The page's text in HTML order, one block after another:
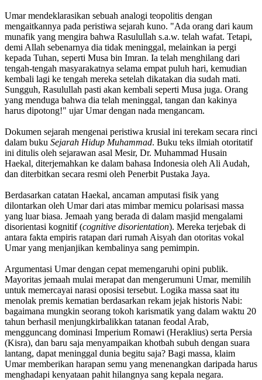
Umar mendeklarasikan sebuah analogi teopolitis dengan
mengaitkannya pada peristiwa sejarah kuno. "Ada orang dari kaum
munafik yang mengira bahwa Rasulullah s.a.w. telah wafat. Tetapi,
demi Allah sebenarnya dia tidak meninggal, melainkan ia pergi
kepada Tuhan, seperti Musa bin Imran. Ia telah menghilang dari
tengah-tengah masyarakatnya selama empat puluh hari, kemudian
kembali lagi ke tengah mereka setelah dikatakan dia sudah mati.
Sungguh, Rasulullah pasti akan kembali seperti Musa juga. Orang
yang menduga bahwa dia telah meninggal, tangan dan kakinya
harus dipotong!" ujar Umar dengan nada mengancam.
Dokumen sejarah mengenai peristiwa krusial ini terekam secara rinci
dalam buku Sejarah Hidup Muhammad. Buku teks ilmiah otoritatif
ini ditulis oleh sejarawan asal Mesir, Dr. Muhammad Husain
Haekal, diterjemahkan ke dalam bahasa Indonesia oleh Ali Audah,
dan diterbitkan secara resmi oleh Penerbit Pustaka Jaya.
Berdasarkan catatan Haekal, ancaman amputasi fisik yang
dilontarkan oleh Umar dari atas mimbar memicu polarisasi massa
yang luar biasa. Jemaah yang berada di dalam masjid mengalami
disorientasi kognitif (cognitive disorientation). Mereka terjebak di
antara fakta empiris ratapan dari rumah Aisyah dan otoritas vokal
Umar yang menjanjikan kembalinya sang pemimpin.
Argumentasi Umar dengan cepat memengaruhi opini publik.
Mayoritas jemaah mulai merapat dan mengerumuni Umar, memilih
untuk memercayai narasi oposisi tersebut. Logika massa saat itu
menolak premis kematian berdasarkan rekam jejak historis Nabi:
bagaimana mungkin seorang tokoh karismatik yang dalam waktu 20
tahun berhasil menjungkirbalikkan tatanan feodal Arab,
mengguncang dominasi Imperium Romawi (Heraklius) serta Persia
(Kisra), dan baru saja menyampaikan khotbah subuh dengan suara
lantang, dapat meninggal dunia begitu saja? Bagi massa, klaim
Umar memberikan harapan semu yang menenangkan daripada harus
menghadapi kenyataan pahit hilangnya sang kepala negara.